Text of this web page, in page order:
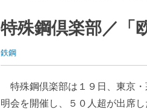
特殊鋼倶楽部／「
鉄鋼
特殊鋼倶楽部は１９日、東京
明会を開催し、５０人超が出席